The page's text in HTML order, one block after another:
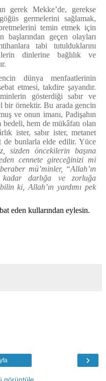
gerek Mekke’de, gerekse
germelerini sağlamak,
temin etmek için
başlarından geçen olayları
tabi tutulduklarını
dinlerine bağlılık ve
dünya menfaatlerinin
etmesi, takdire şayandır.
gösterdiği sabır ve
bir örnektir. Bu arada gencin
ve onun imanı, Padişahın
hem de mükâfatı olan
ister, sabır ister, metanet
de bunlarla elde edilir. Yüce
sizden öncekilerin başına
cennete gireceğinizi mi
mü’minler, “Allah’ın
kadar darlığa ve zorluğa
ki, Allah’ın yardımı pek
eden kullarından eylesin.
›
görüntüle